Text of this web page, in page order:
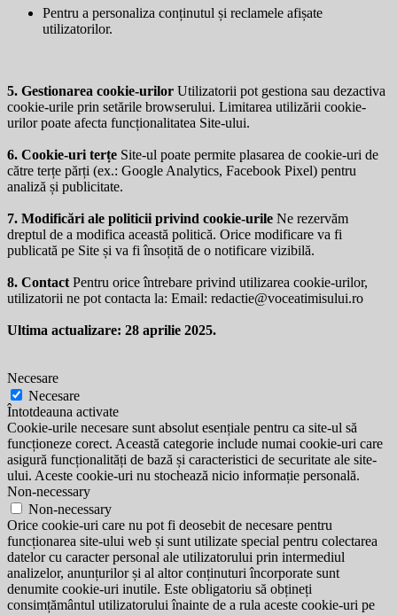
Pentru a personaliza conținutul și reclamele afișate
utilizatorilor.
5. Gestionarea cookie-urilor Utilizatorii pot gestiona sau dezactiva
cookie-urile prin setările browserului. Limitarea utilizării cookie-
urilor poate afecta funcționalitatea Site-ului.
6. Cookie-uri terțe Site-ul poate permite plasarea de cookie-uri de
către terțe părți (ex.: Google Analytics, Facebook Pixel) pentru
analiză și publicitate.
7. Modificări ale politicii privind cookie-urile Ne rezervăm
dreptul de a modifica această politică. Orice modificare va fi
publicată pe Site și va fi însoțită de o notificare vizibilă.
8. Contact Pentru orice întrebare privind utilizarea cookie-urilor,
utilizatorii ne pot contacta la: Email: redactie@voceatimisului.ro
Ultima actualizare: 28 aprilie 2025.
Necesare
Necesare
Întotdeauna activate
Cookie-urile necesare sunt absolut esențiale pentru ca site-ul să
funcționeze corect. Această categorie include numai cookie-uri care
asigură funcționalități de bază și caracteristici de securitate ale site-
ului. Aceste cookie-uri nu stochează nicio informație personală.
Non-necessary
Non-necessary
Orice cookie-uri care nu pot fi deosebit de necesare pentru
funcționarea site-ului web și sunt utilizate special pentru colectarea
datelor cu caracter personal ale utilizatorului prin intermediul
analizelor, anunțurilor și al altor conținuturi încorporate sunt
denumite cookie-uri inutile. Este obligatoriu să obțineți
consimțământul utilizatorului înainte de a rula aceste cookie-uri pe